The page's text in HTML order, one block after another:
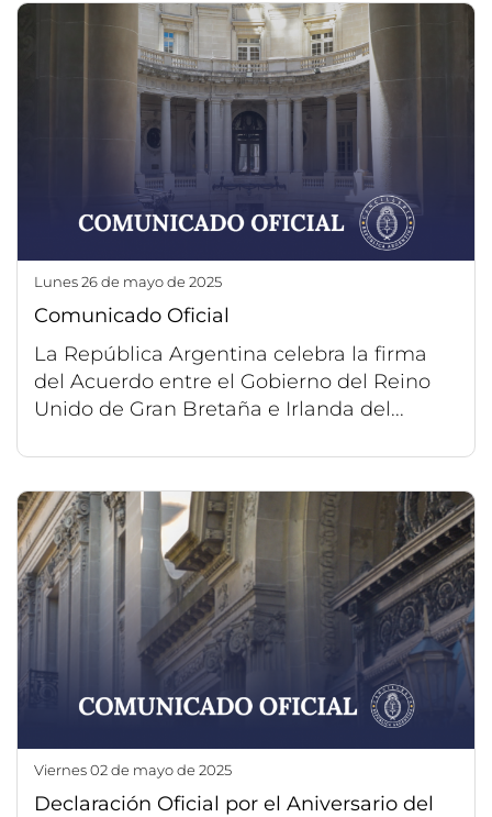
lunes 26 de mayo de 2025
Comunicado Oficial
La República Argentina celebra la firma
del Acuerdo entre el Gobierno del Reino
Unido de Gran Bretaña e Irlanda del...
viernes 02 de mayo de 2025
Declaración Oficial por el Aniversario del